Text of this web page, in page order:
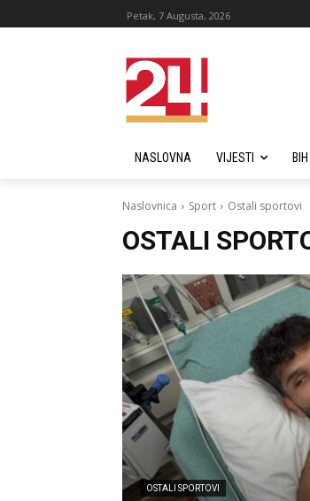
Petak, 7 Augusta, 2026
NASLOVNA VIJESTI BIH
Naslovnica Sport Ostali sportovi
OSTALI
OSTALI SPORTOVI